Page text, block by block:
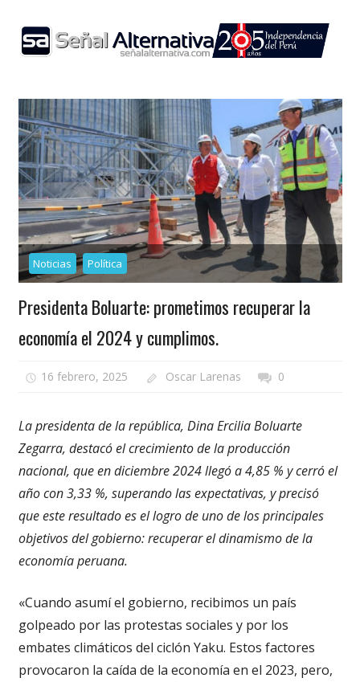
content
Noticias Política
Presidenta Boluarte: prometimos recuperar la
economía el 2024 y cumplimos.
16 febrero, 2025 Oscar Larenas 0
La presidenta de la república, Dina Ercilia Boluarte
Zegarra, destacó el crecimiento de la producción
nacional, que en diciembre 2024 llegó a 4,85 % y cerró el
año con 3,33 %, superando las expectativas, y precisó
que este resultado es el logro de uno de los principales
objetivos del gobierno: recuperar el dinamismo de la
economía peruana.
«Cuando asumí el gobierno, recibimos un país
golpeado por las protestas sociales y por los
embates climáticos del ciclón Yaku. Estos factores
provocaron la caída de la economía en el 2023, pero,